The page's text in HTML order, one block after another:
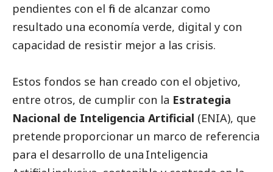
pendientes con el fin de alcanzar como
resultado una economía verde, digital y con
capacidad de resistir mejor a las crisis.
Estos fondos se han creado con el objetivo,
entre otros, de cumplir con la Estrategia
Nacional de Inteligencia Artificial (ENIA), que
pretende​ proporcionar un marco de referencia
para el desarrollo de una Inteligencia